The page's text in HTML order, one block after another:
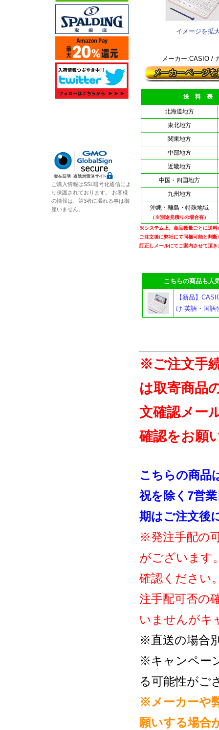
イメージを拡
メーカー:CASIO /
送 料 表
北海道地方
東北地方
関東地方
中部地方
近畿地方
中国・四国地方
九州地方
沖縄・離島・特殊地域
（※別途見積りの場合有）
※システム上、商品数量ごとに送料
ご注文後に弊社にて同梱可能と判
訂正しメールにてご案内させて頂き
こちらの商品も人気
【新品】
け 英語・国語
※ご注文手
は取寄商品
文確認メー
確認をお願
こちらの商品
祝を除く7営
期はご注文後
※発注手配の
がございます
確認ください
注手配可否の
いませんがキ
※直送の場合
※キャンペー
る可能性がご
※メーカーや
願いする場合
ご購入情報はSSL暗号化通信によ
り保護されております。 お客様
の情報は、第3者に漏れる事は御
座いません。